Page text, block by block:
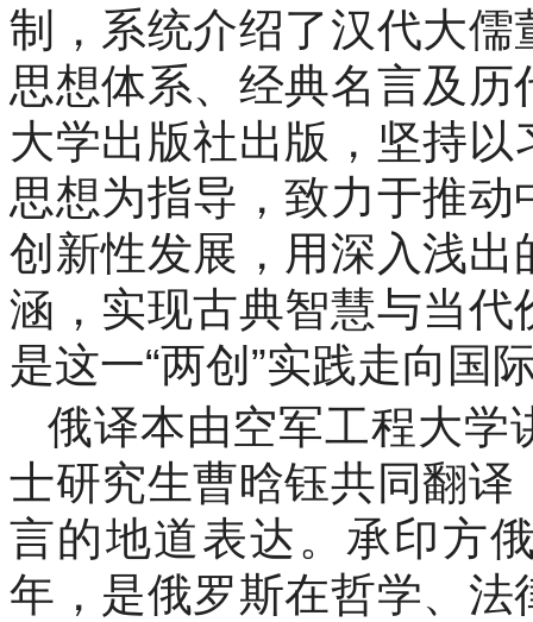
制，系统介绍了汉代大
思想体系、经典名言及
大学出版社出版，坚持
思想为指导，致力于推
创新性发展，用深入浅
涵，实现古典智慧与当
是这一“两创”实践走向国
俄译本由空军工程大学
士研究生曹晗钰共同翻
言的地道表达。承印方
年，是俄罗斯在哲学、